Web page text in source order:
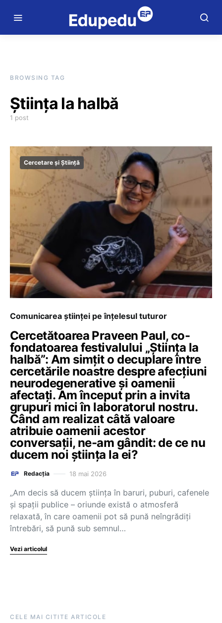
BROWSING TAG
Știința la halbă
1 post
Cercetare și Știință
Comunicarea științei pe înțelesul tuturor
Cercetătoarea Praveen Paul, co-
fondatoarea festivalului „Știința la
halbă”: Am simțit o decuplare între
cercetările noastre despre afecțiuni
neurodegenerative și oamenii
afectați. Am început prin a invita
grupuri mici în laboratorul nostru.
Când am realizat câtă valoare
atribuie oamenii acestor
conversații, ne-am gândit: de ce nu
ducem noi știința la ei?
Redacția 18 mai 2026
„Am decis să ducem știința în baruri, puburi, cafenele
și spații publice – oriunde există o atmosferă
relaxată, în care oamenii pot să pună neîngrădiți
întrebări, să pună sub semnul…
Vezi articolul
CELE MAI CITITE ARTICOLE